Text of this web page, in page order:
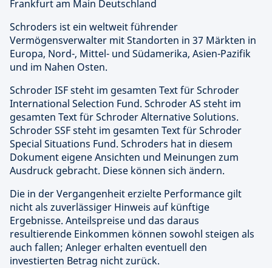
Frankfurt am Main Deutschland
Schroders ist ein weltweit führender
Vermögensverwalter mit Standorten in 37 Märkten in
Europa, Nord-, Mittel- und Südamerika, Asien-Pazifik
und im Nahen Osten.
Schroder ISF steht im gesamten Text für Schroder
International Selection Fund. Schroder AS steht im
gesamten Text für Schroder Alternative Solutions.
Schroder SSF steht im gesamten Text für Schroder
Special Situations Fund. Schroders hat in diesem
Dokument eigene Ansichten und Meinungen zum
Ausdruck gebracht. Diese können sich ändern.
Die in der Vergangenheit erzielte Performance gilt
nicht als zuverlässiger Hinweis auf künftige
Ergebnisse. Anteilspreise und das daraus
resultierende Einkommen können sowohl steigen als
auch fallen; Anleger erhalten eventuell den
investierten Betrag nicht zurück.